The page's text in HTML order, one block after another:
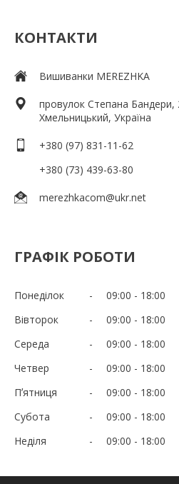
КОНТАКТИ
Вишиванки MEREZHKA
провулок Степана Бандери,
Хмельницький, Україна
+380 (97) 831-11-62
+380 (73) 439-63-80
merezhkacom@ukr.net
ГРАФІК РОБОТИ
Понеділок 09:00
18:00
Вівторок
09:00
18:00
Середа
09:00
18:00
Четвер
09:00
18:00
Пʼятниця
09:00
18:00
Субота
09:00
18:00
Неділя
09:00 18:00